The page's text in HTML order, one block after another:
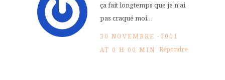
ça fait longtemps que je n’ai
pas craqué moi…
30 NOVEMBRE -0001
AT 0 H 00 MIN Répondre